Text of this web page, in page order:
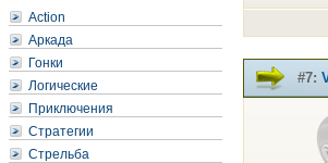
Action
Аркада
Гонки
Логические
Приключения
Стратегии
Стрельба
#7: